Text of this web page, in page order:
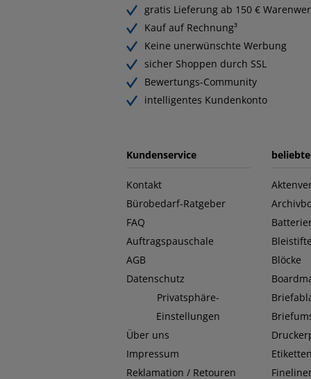
gratis Lieferung ab 150 €
Kauf auf Rechnung³
Keine unerwünschte Werbung
sicher Shoppen durch SSL
Bewertungs-Community
intelligentes Kundenkonto
Kundenservice
Kontakt
Bürobedarf-Ratgeber
FAQ
Auftragspauschale
AGB
Datenschutz
Privatsphäre-
Einstellungen
Über uns
Impressum
Reklamation / Retouren
Bleistifte
Blöcke
Etiketten